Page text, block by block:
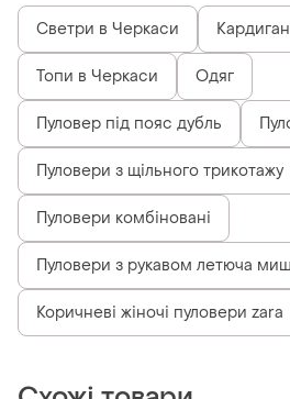
Светри в Черкаси
Топи в Черкаси Одяг
Пуловер під пояс дубль
Пуловери з щільного трикотажу
Пуловери комбіновані
Пуловери з рукавом летюча
Коричневі жіночі пуловери zara